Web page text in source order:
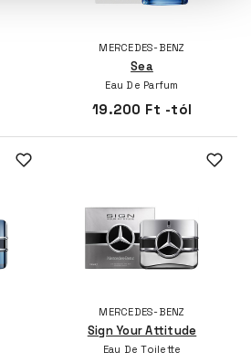
MERCEDES-BENZ
Sea
Eau De Parfum
19.200 Ft -tól
MERCEDES-BENZ
Sign Your Attitude
Eau De Toilette